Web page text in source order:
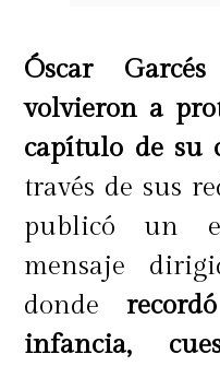
Óscar
volvieron a
capítulo de su
través de sus
publicó un
mensaje
donde
infancia,